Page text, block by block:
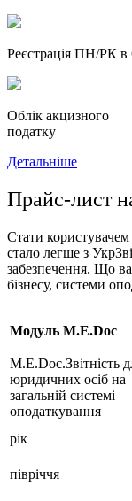
Реєстрація ПН/РК
Облік акцизного
податку
Детальніше
Прайс-лист
Стати користувачем
стало легше з
забезпечення. Що
бізнесу, системи
Модуль M.E.Doc
M.E.Doc.Звітність
юридичних осіб на
загальній системі
оподаткування
рік
півріччя